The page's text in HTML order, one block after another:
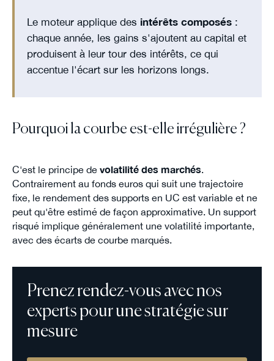
Le moteur applique des intérêts composés:
chaque année, les gains s'ajoutent au capital et
produisent à leur tour des intérêts, ce qui
accentue l'écart sur les horizons longs.
Pourquoi la courbe est-elle irrégulière ?
C'est le principe de volatilité des marchés.
Contrairement au fonds euros qui suit une trajectoire
fixe, le rendement des supports en UC est variable et ne
peut qu'être estimé de façon approximative. Un support
risqué implique généralement une volatilité importante,
avec des écarts de courbe marqués.
Prenez rendez-vous avec nos
experts pour une stratégie sur
mesure